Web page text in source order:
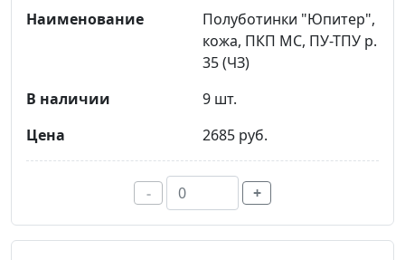
Полуботинки "Юпитер",
кожа, ПКП МС, ПУ-ТПУ р.
35 (ЧЗ)
9 шт.
2685 руб.
- +